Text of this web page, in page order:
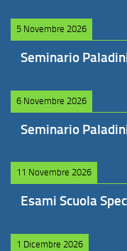
5 Novembre 2026
Seminario
6 Novembre 2026
Seminario
11 Novembre 2026
Esami Scuola
1 Dicembre 2026